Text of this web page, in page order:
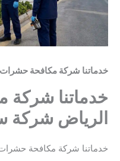
خدماتنا شركة مكافحة
خدماتنا
الرياض
خدماتنا شركة مكافحة